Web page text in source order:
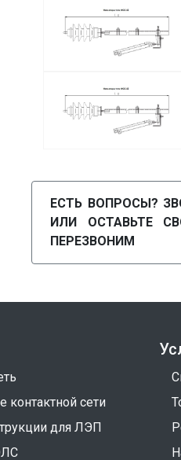
ЕСТЬ ВОПРОСЫ?
ИЛИ ОСТАВЬТЕ
ПЕРЕЗВОНИМ
контактной сети
для ЛЭП